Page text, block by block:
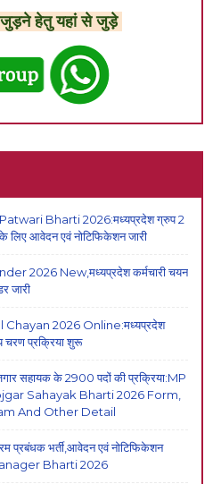
जुड़ने हेतु यहां से जुड़े
Bharti 2026:मध्यप्रदेश ग्रुप 2
लिए आवेदन एवं नोटिफिकेशन जारी
2026 New,मध्यप्रदेश कर्मचारी चयन
जारी
2026 Online:मध्यप्रदेश
चरण प्रक्रिया शुरू
सहायक के 2900 पदों की प्रक्रिया:MP
Sahayak Bharti 2026 Form,
And Other Detail
प्रबंधक भर्ती,आवेदन एवं नोटिफिकेशन
Bharti 2026